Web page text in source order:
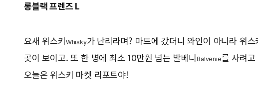
롱블랙 프렌즈 L
요새 위스키 Whisky가 난리라며? 마트에 갔더니 와인이 아니라 위
곳이 보이고. 또 한 병에 최소 10만원 넘는 발베니Balvenie를 사려
오늘은 위스키 마켓 리포트야!